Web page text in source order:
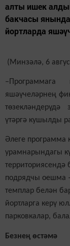
алты ишек
бакчасы
йортларда
(Минзәлә, 6
–Программага
яшәүчеләрнең
төзекләндерүдә
үтәргә кушылды
Әлеге программа
урамнарындагы
территориясендә
подрядчы оешма
темплар белән
йортларга керү
парковкалар,
Безнең өстәмә